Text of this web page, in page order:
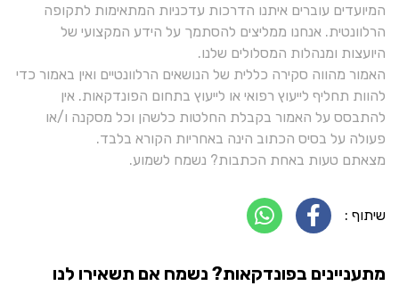
המיועדים עוברים איתנו הדרכות עדכניות המתאימות לתקופה
הרלוונטית. אנחנו ממליצים להסתמך על הידע המקצועי של
היועצות ומנהלות המסלולים שלנו.
האמור מהווה סקירה כללית של הנושאים הרלוונטיים ואין באמור כדי
להוות תחליף לייעוץ רפואי או לייעוץ בתחום הפונדקאות. אין
להתבסס על האמור בקבלת החלטות כלשהן וכל מסקנה ו/או
פעולה על בסיס הכתוב הינה באחריות הקורא בלבד.
מצאתם טעות באחת הכתבות? נשמח לשמוע.
שיתוף :
מתעניינים בפונדקאות? נשמח אם תשאירו לנו